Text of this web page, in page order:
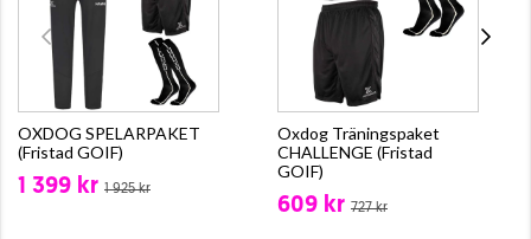
OXDOG SPELARPAKET
(Fristad GOIF)
1 399 kr 1 925 kr
Oxdog Träningspaket
CHALLENGE (Fristad
GOIF)
609 kr 727 kr